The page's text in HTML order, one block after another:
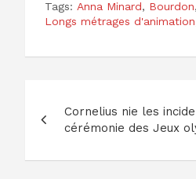
Tags: Anna Minard, Bourdon,
Longs métrages d'animation
de
l’article
Cornelius nie les
cérémonie des Jeux